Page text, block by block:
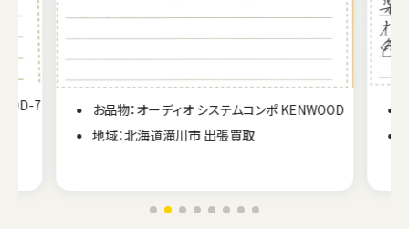
DD-7
お品物：オーディオ システムコンポ KENWOOD
地域：北海道滝川市 出張買取